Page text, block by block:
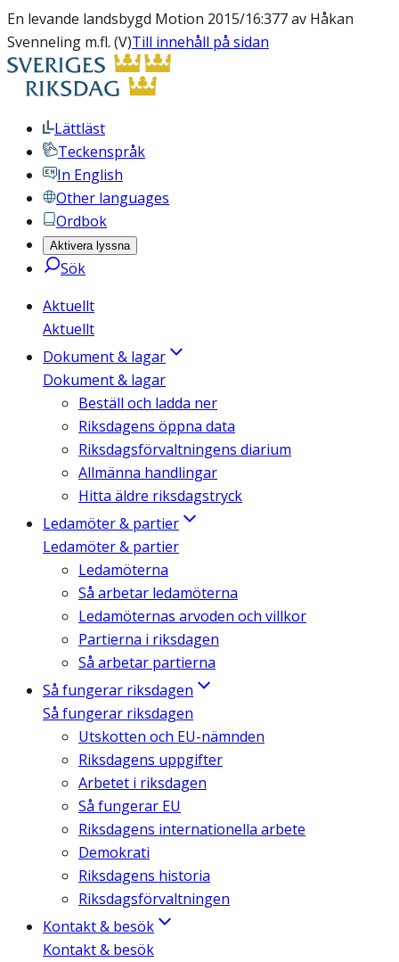
En levande landsbygd Motion 2015/16:377 av Håkan
Svenneling m.fl. (V)Till innehåll på sidan
Lättläst
Teckenspråk
In English
Other languages
Ordbok
Aktivera lyssna
Sök
Aktuellt
Aktuellt
Dokument & lagar
Dokument & lagar
Beställ och ladda ner
Riksdagens öppna data
Riksdagsförvaltningens diarium
Allmänna handlingar
Hitta äldre riksdagstryck
Ledamöter & partier
Ledamöter & partier
Ledamöterna
Så arbetar ledamöterna
Ledamöternas arvoden och villkor
Partierna i riksdagen
Så arbetar partierna
Så fungerar riksdagen
Så fungerar riksdagen
Utskotten och EU-nämnden
Riksdagens uppgifter
Arbetet i riksdagen
Så fungerar EU
Riksdagens internationella arbete
Demokrati
Riksdagens historia
Riksdagsförvaltningen
Kontakt & besök
Kontakt & besök